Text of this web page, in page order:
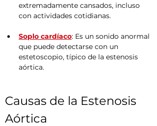
extremadamente cansados, incluso
con actividades cotidianas.
Soplo cardíaco: Es un sonido anormal
que puede detectarse con un
estetoscopio, típico de la estenosis
aórtica.
Causas de la Estenosis
Aórtica